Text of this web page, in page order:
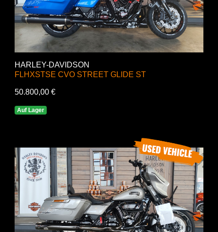
HARLEY-DAVIDSON
FLHXSTSE CVO STREET GLIDE ST
50.800,00 €
Auf Lager